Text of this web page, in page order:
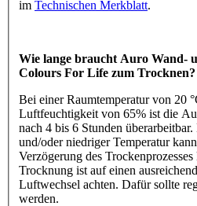
im Technischen Merkblatt.
Wie lange braucht Auro Wand-
Colours For Life zum Trocknen?
Bei einer Raumtemperatur von 20
Luftfeuchtigkeit von 65% ist die
nach 4 bis 6 Stunden
und/oder niedriger Temperatur
Verzögerung des
Trocknung ist auf einen
Luftwechsel achten. Dafür sollte
werden.